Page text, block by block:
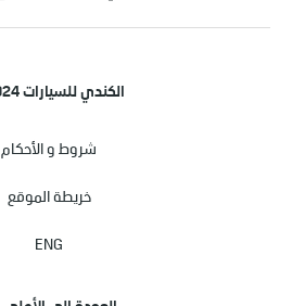
الكندي للسيارات 2024©
شروط و الأحكام
خريطة الموقع
ENG